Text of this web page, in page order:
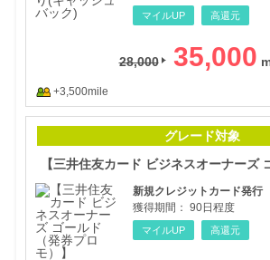
マイルUP 高還元
28,000 35,000
+3,500mile
グレード対象
新規クレジットカード発行
獲得期間： 90日程度
マイルUP 高還元